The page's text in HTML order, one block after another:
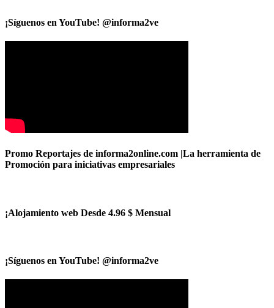
¡Síguenos en YouTube! @informa2ve
Promo Reportajes de informa2online.com |La herramienta de
Promoción para iniciativas empresariales
¡Alojamiento web Desde 4.96 $ Mensual
¡Síguenos en YouTube! @informa2ve